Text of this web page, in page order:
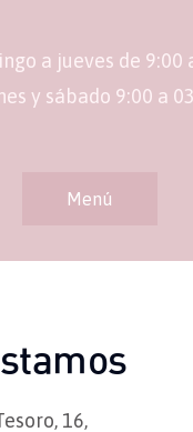
a jueves de 9:00
y sábado 9:00 a
Menú
16,